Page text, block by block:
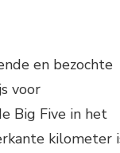
en bezochte
voor
Big Five in het
kilometer